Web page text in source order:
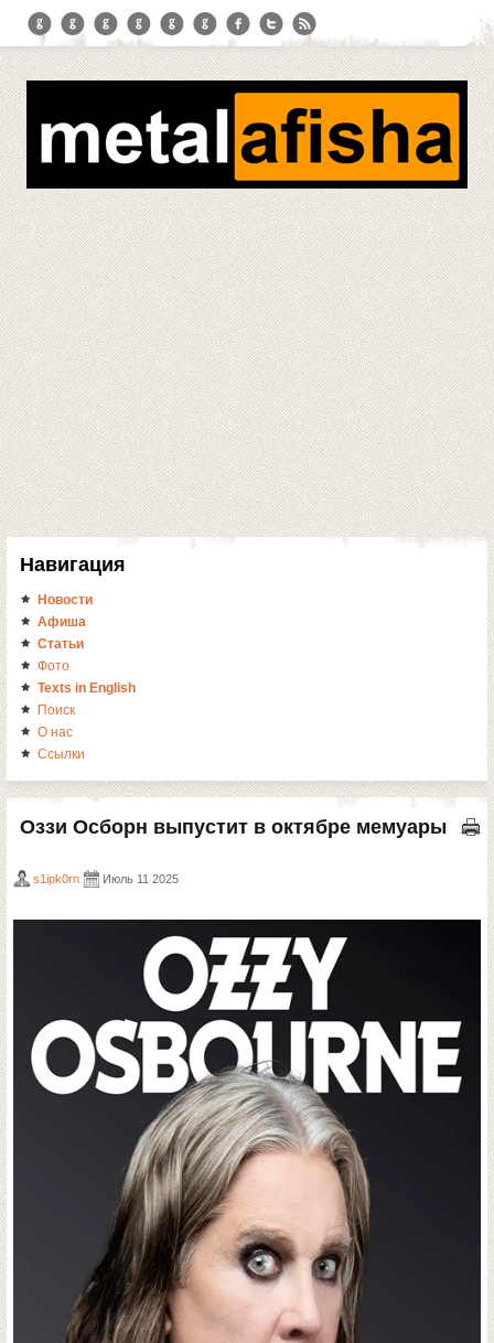
Навигация
Новости
Афиша
Статьи
Фото
Texts in English
Поиск
О нас
Ссылки
Оззи Осборн выпустит в октябре мемуары
s1ipk0rn Июль 11 2025